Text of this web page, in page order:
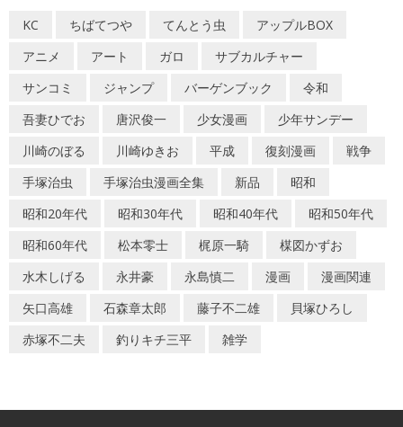
KC ちばてつや てんとう虫
アップルBOX
アニメ
アート ガロ
サブカルチャー
サンコミ
ジャンプ バーゲンブック
令和
吾妻ひでお
唐沢俊一 少女漫画
少年サンデー
川崎のぼる
川崎ゆきお 平成 復刻漫画
戦争
手塚治虫
手塚治虫漫画全集 新品
昭和
昭和20年代
昭和30年代 昭和40年代
昭和50年代
昭和60年代
松本零士 梶原一騎
楳図かずお
水木しげる
永井豪 永島慎二 漫画
漫画関連
矢口高雄
石森章太郎 藤子不二雄
貝塚ひろし
赤塚不二夫
釣りキチ三平 雑学